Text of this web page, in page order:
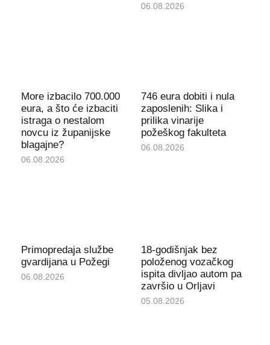
06.08.2026
More izbacilo 700.000
eura, a što će izbaciti
istraga o nestalom
novcu iz županijske
blagajne?
06.08.2026
746 eura dobiti i nula
zaposlenih: Slika i
prilika vinarije
požeškog fakulteta
06.08.2026
Primopredaja službe
gvardijana u Požegi
06.08.2026
18-godišnjak bez
položenog vozačkog
ispita divljao autom pa
završio u Orljavi
05.08.2026